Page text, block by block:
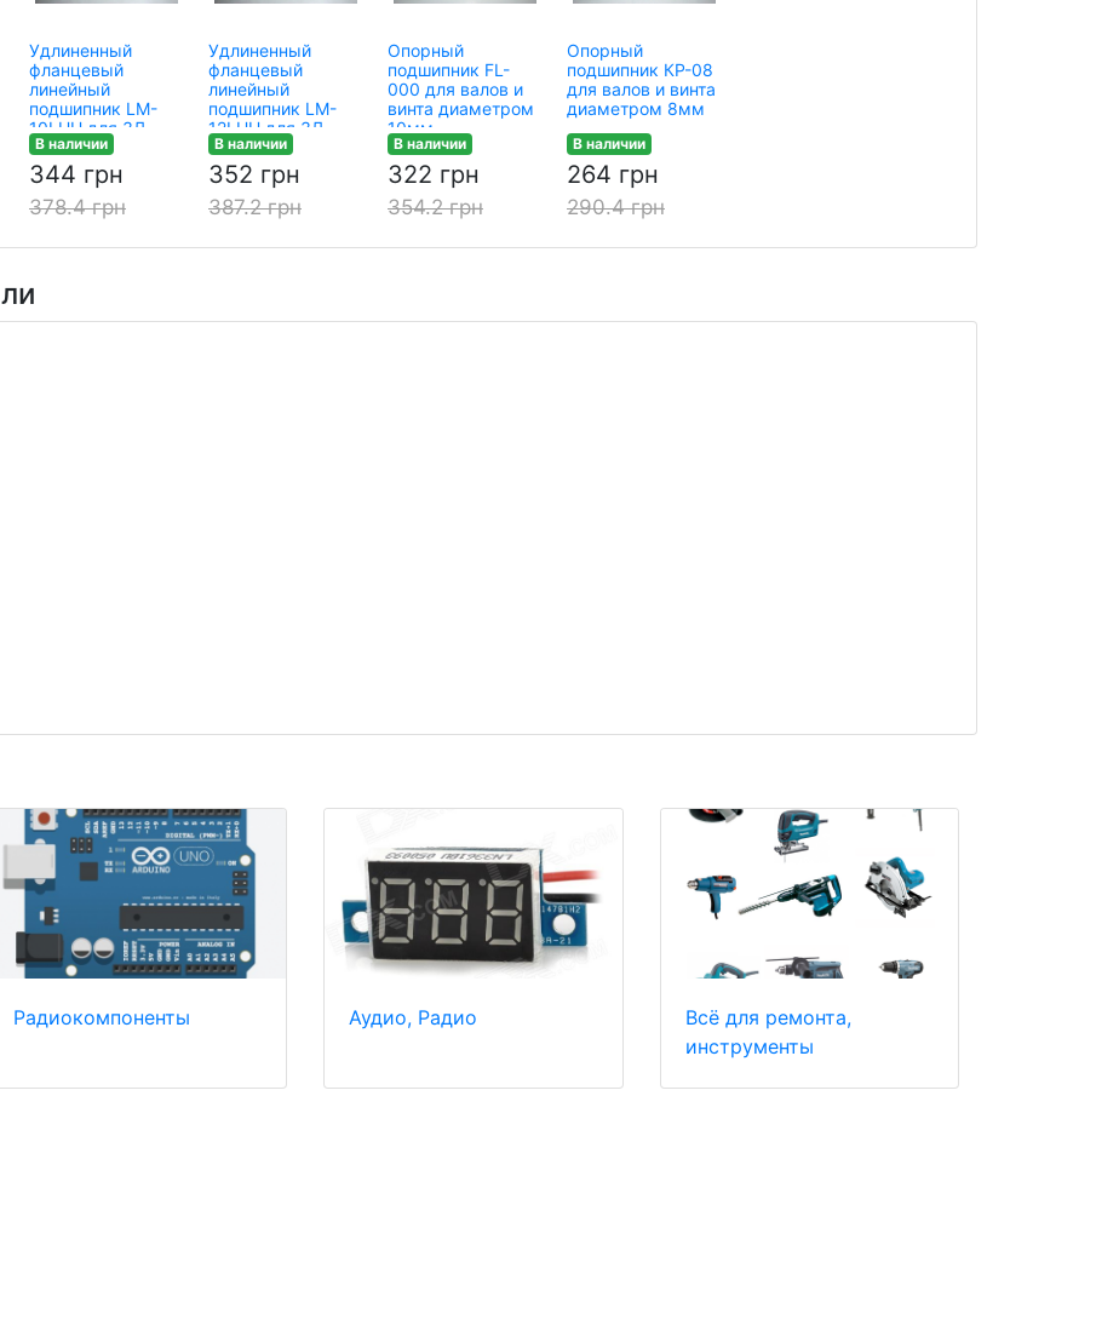
Удлиненный
фланцевый
линейный
подшипник LM-
10LUU для 3Д
принтера
В наличии
344 грн
378.4 грн
Удлиненный
фланцевый
линейный
подшипник LM-
12LUU для 3Д
принтера
В наличии
352 грн
387.2 грн
Опорный
подшипник FL-
000 для валов и
винта диаметром
10мм
В наличии
322 грн
354.2 грн
Опорный
подшипник КР-08
для валов и винта
диаметром 8мм
В наличии
264 грн
290.4 грн
Радиокомпоненты Аудио, Радио
Всё для ремонта,
инструменты